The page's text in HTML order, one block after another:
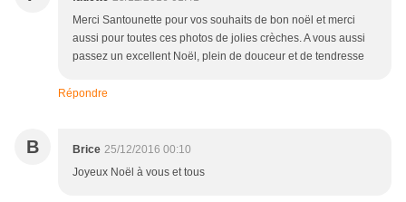
Merci Santounette pour vos souhaits de bon noël et merci
aussi pour toutes ces photos de jolies crèches. A vous aussi
passez un excellent Noël, plein de douceur et de tendresse
Répondre
B Brice 25/12/2016 00:10
Joyeux Noël à vous et tous